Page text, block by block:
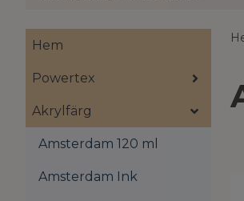
Hem
Powertex
Akrylfärg
Amsterdam 120 ml
Amsterdam Ink